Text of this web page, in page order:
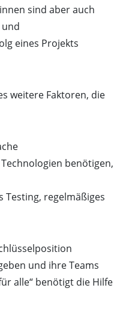
sind aber auch
eines Projekts
weitere Faktoren, die
benötigen,
Testing, regelmäßiges
und ihre Teams
alle“ benötigt die Hilfe